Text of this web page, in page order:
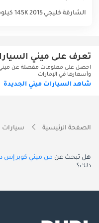
الشارقة خليجي 2015145K كيلومتر
تعرف على ميني
احصل على معلومات مفصلة عن ميني
وأسعارها في الإمارات
شاهد السيارات ميني الجديدة
الصفحة الرئيسية سيارات
هل تبحث عن من ميني كوبر إس
ذلك؟